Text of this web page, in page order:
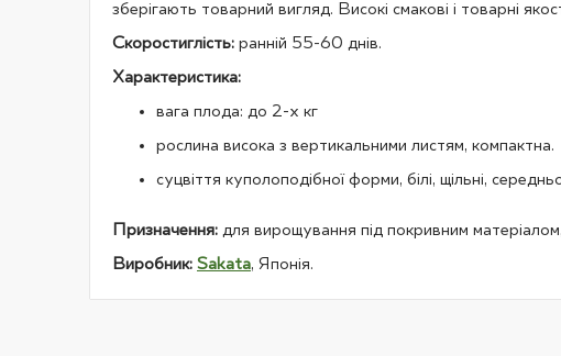
зберігають товарний вигляд. Високі смакові і товарні
Скоростиглість: ранній 55-60 днів.
Характеристика:
вага плода: до 2-х кг
рослина висока з вертикальними листям, компактна.
суцвіття куполоподібної форми, білі, щільні,
Призначення: для вирощування під покривним
Виробник: Sakata, Японія.